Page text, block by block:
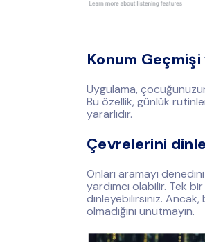
Konum
Uygulama,
Bu özellik, günlük
yararlıdır.
Çevrelerini
Onları aramayı
yardımcı olabilir. Tek
dinleyebilirsiniz. Ancak,
olmadığını unutmayın.